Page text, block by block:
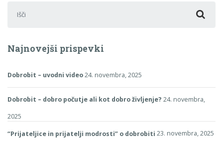
Najnovejši prispevki
Dobrobit – uvodni video24. novembra, 2025
Dobrobit – dobro počutje ali kot dobro življenje? 24. novembra,
2025
“Prijateljice in prijatelji modrosti” o dobrobiti 23. novembra, 2025